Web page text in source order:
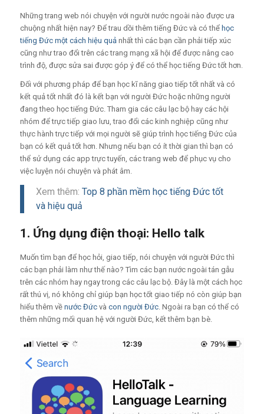
Những trang web nói chuyện với người nước ngoài nào được ưa
chuộng nhất hiện nay? Để trau dồi thêm tiếng Đức và có thể học
tiếng Đức một cách hiệu quảnhất thì các bạn cần phải tiếp xúc
cũng như trao đổi trên các trang mạng xã hội để được nâng cao
trình độ, được sửa sai được góp ý để có thể học tiếng Đức tốt hơn.
Đối với phương pháp để bạn học kĩ năng giao tiếp tốt nhất và có
kết quả tốt nhất đó là kết bạn với người Đức hoặc những người
đang theo học tiếng Đức. Tham gia các câu lạc bộ hay các hội
nhóm để trực tiếp giao lưu, trao đổi các kinh nghiệp cũng như
thực hành trực tiếp với mọi người sẽ giúp trình học tiếng Đức của
bạn có kết quả tốt hơn. Nhưng nếu bạn có ít thời gian thì bạn có
thể sử dụng các app trực tuyến, các trang web để phục vụ cho
việc luyện nói chuyện và phát âm.
Xem thêm: Top 8 phần mềm học tiếng Đức tốt
và hiệu quả
1. Ứng dụng điện thoại: Hello talk
Muốn tìm bạn để học hỏi, giao tiếp, nói chuyện với người Đức thì
các bạn phải làm như thế nào? Tìm các bạn nước ngoài tán gẫu
trên các nhóm hay ngay trong các câu lạc bộ. Đây là một cách học
rất thú vị, nó không chỉ giúp bạn học tốt giao tiếp nó còn giúp bạn
hiểu thêm về nước Đứcvà con người Đức. Ngoài ra bạn có thể có
thêm những mối quan hệ với người Đức, kết thêm bạn bè.